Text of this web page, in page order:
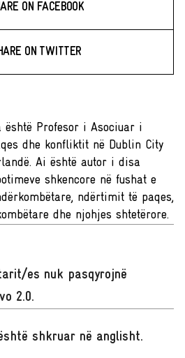
ON FACEBOOK
ON TWITTER
është Profesor i Asociuar i
dhe konfliktit në Dublin City
Ai është autor i disa
shkencore në fushat e
ndërtimit të paqes,
dhe njohjes shtetërore.
es nuk pasqyrojnë
2.0.
shkruar në anglisht.